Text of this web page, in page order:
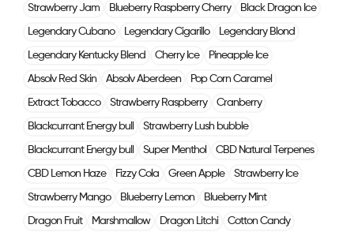
Strawberry Jam Blueberry Raspberry Cherry Black Dragon Ice
Legendary Cubano Legendary Cigarillo Legendary Blond
Legendary Kentucky Blend Cherry Ice Pineapple Ice
Absolv Red Skin Absolv Aberdeen Pop Corn Caramel
Extract Tobacco Strawberry Raspberry Cranberry
Blackcurrant Energy bull Strawberry Lush bubble
Blackcurrant Energy bull Super Menthol CBD Natural Terpenes
CBD Lemon Haze Fizzy Cola Green Apple Strawberry Ice
Strawberry Mango Blueberry Lemon Blueberry Mint
Dragon Fruit Marshmallow Dragon Litchi Cotton Candy